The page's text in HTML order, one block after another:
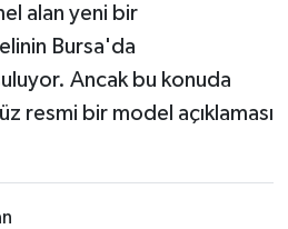
alan yeni bir
Bursa'da
Ancak bu konuda
resmi bir model açıklaması